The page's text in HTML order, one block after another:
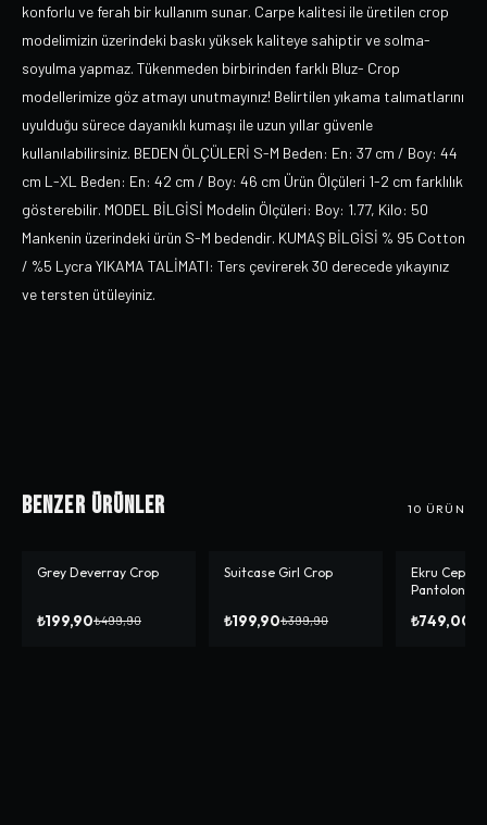
konforlu ve ferah bir kullanım sunar. Carpe kalitesi ile üretilen crop
modelimizin üzerindeki baskı yüksek kaliteye sahiptir ve solma-
soyulma yapmaz. Tükenmeden birbirinden farklı Bluz- Crop
modellerimize göz atmayı unutmayınız! Belirtilen yıkama talımatlarını
uyulduğu sürece dayanıklı kumaşı ile uzun yıllar güvenle
kullanılabilirsiniz. BEDEN ÖLÇÜLERİ S-M Beden: En: 37 cm / Boy: 44
cm L-XL Beden: En: 42 cm / Boy: 46 cm Ürün Ölçüleri 1-2 cm farklılık
gösterebilir. MODEL BİLGİSİ Modelin Ölçüleri: Boy: 1.77, Kilo: 50
Mankenin üzerindeki ürün S-M bedendir. KUMAŞ BİLGİSİ % 95 Cotton
/ %5 Lycra YIKAMA TALİMATI: Ters çevirerek 30 derecede yıkayınız
ve tersten ütüleyiniz.
Benzer Ürünler 10 ÜRÜN
-%60
Grey Deverray Crop
₺199,90₺499,90
-%50
Suitcase Girl Crop
₺199,90₺399,90
Ekru Cep
Pantolon
₺749,00